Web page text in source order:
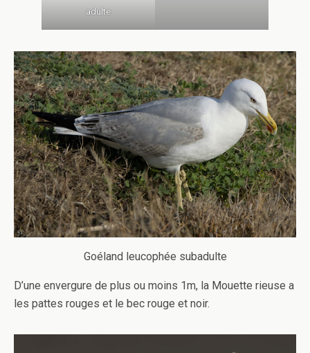
adulte
Goéland leucophée subadulte
D’une envergure de plus ou moins 1m, la Mouette rieuse a
les pattes rouges et le bec rouge et noir.